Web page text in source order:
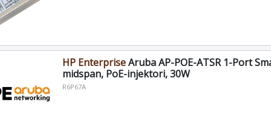
HP EnterpriseAruba AP-POE-ATSR 1-Port
midspan, PoE-injektori, 30W
R6P67A